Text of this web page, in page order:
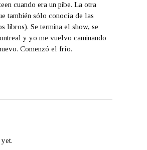
cuando era un pibe. La otra
también sólo conocía de las
libros). Se termina el show, se
y yo me vuelvo caminando
Comenzó el frío.